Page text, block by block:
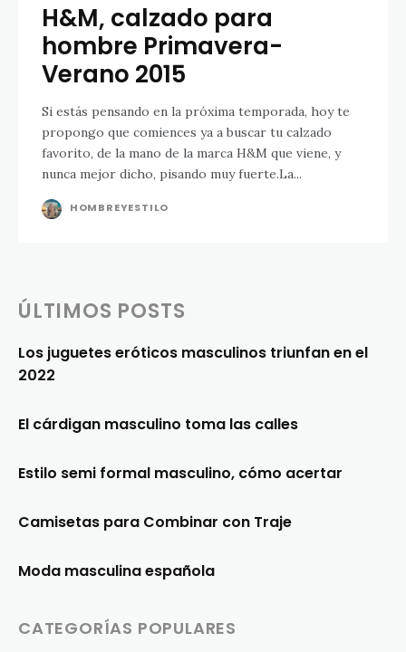
H&M, calzado para
hombre Primavera-
Verano 2015
Si estás pensando en la próxima temporada, hoy te
propongo que comiences ya a buscar tu calzado
favorito, de la mano de la marca H&M que viene, y
nunca mejor dicho, pisando muy fuerte.La...
HOMBREYESTILO
ÚLTIMOS POSTS
Los juguetes eróticos masculinos triunfan en el
2022
El cárdigan masculino toma las calles
Estilo semi formal masculino, cómo acertar
Camisetas para Combinar con Traje
Moda masculina española
CATEGORÍAS POPULARES